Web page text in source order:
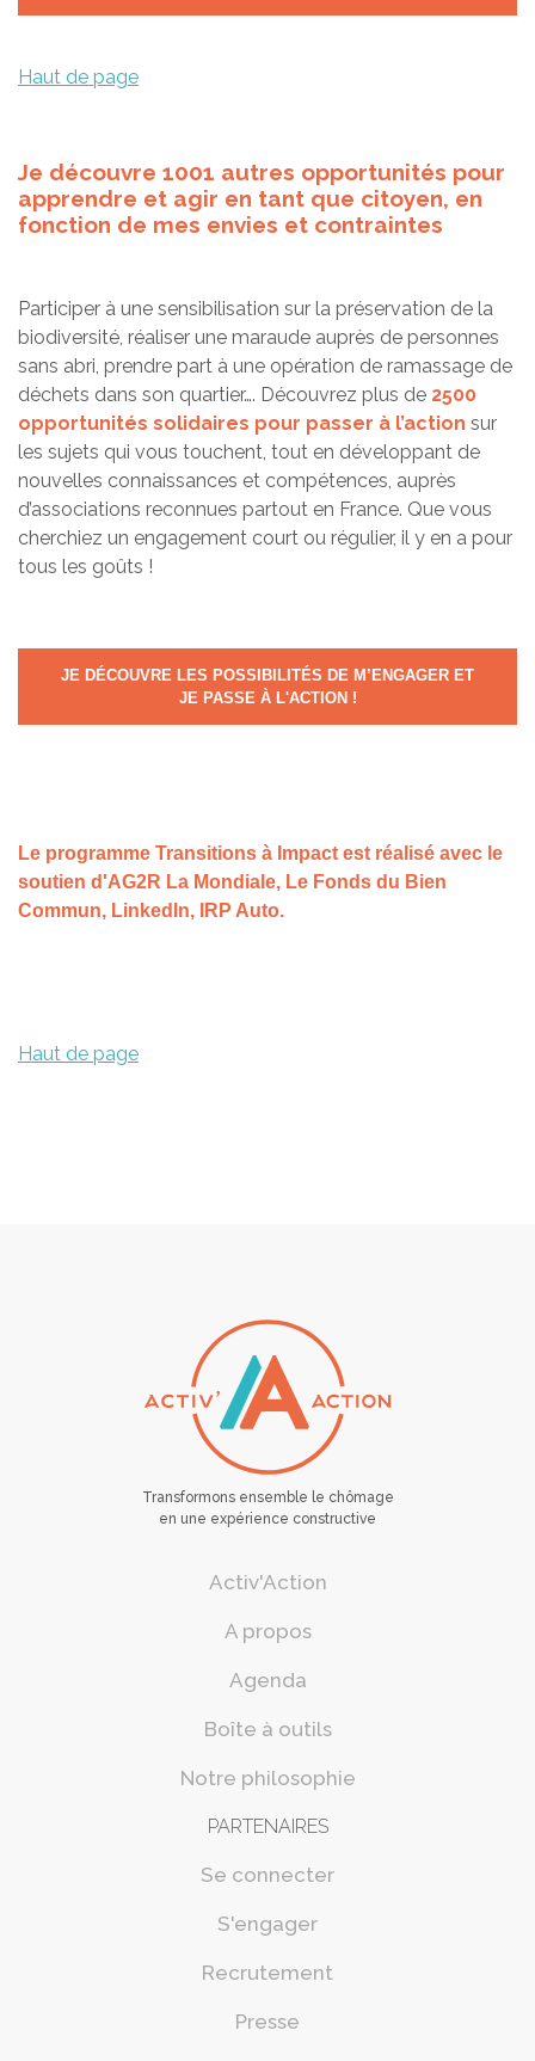
Haut de page
Je découvre 1001 autres opportunités pour
apprendre et agir en tant que citoyen, en
fonction de mes envies et contraintes
Participer à une sensibilisation sur la préservation de la
biodiversité, réaliser une maraude auprès de personnes
sans abri, prendre part à une opération de ramassage de
déchets dans son quartier…. Découvrez plus de 2500
opportunités solidaires pour passer à l’action sur
les sujets qui vous touchent, tout en développant de
nouvelles connaissances et compétences, auprès
d’associations reconnues partout en France. Que vous
cherchiez un engagement court ou régulier, il y en a pour
tous les goûts !
JE DÉCOUVRE LES POSSIBILITÉS DE M’ENGAGER ET
JE PASSE À L'ACTION !
Le programme Transitions à Impact est réalisé avec le
soutien d'AG2R La Mondiale, Le Fonds du Bien
Commun, LinkedIn, IRP Auto.
Haut de page
Transformons ensemble le chômage
en une expérience constructive
Activ'Action
A propos
Agenda
Boîte à outils
Notre philosophie
PARTENAIRES
Se connecter
S'engager
Recrutement
Presse